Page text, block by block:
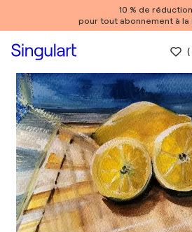
10 % de réduction
pour tout abonnement à la
(